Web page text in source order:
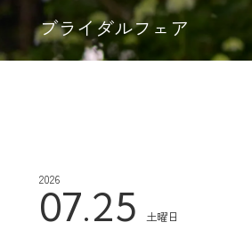
ブライダルフェア
2026
07.25 土曜日